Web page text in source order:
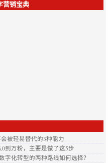
营销宝典
被轻易替代的3种能力
到万粉，主要是做了这5步
字化转型的两种路线如何选择？